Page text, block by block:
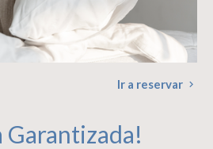
Ir a reservar